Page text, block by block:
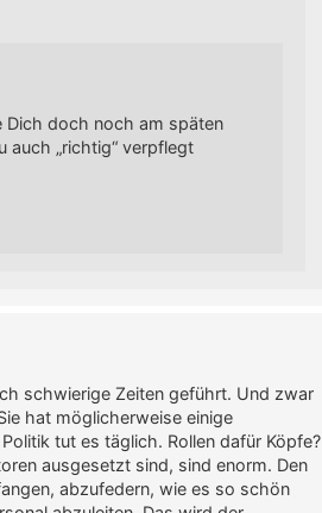
Dich doch noch am späten
„richtig“ verpflegt
schwierige Zeiten geführt. Und zwar
hat möglicherweise einige
tut es täglich. Rollen dafür Köpfe?
ausgesetzt sind, sind enorm. Den
abzufedern, wie es so schön